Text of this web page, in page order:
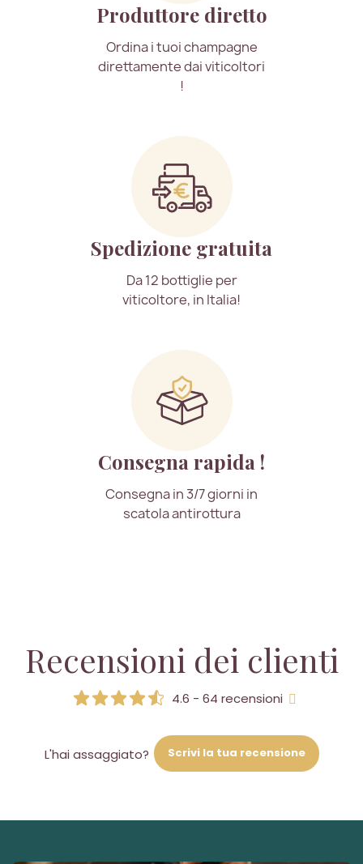
Produttore diretto
Ordina i tuoi champagne
direttamente dai viticoltori
!
Spedizione gratuita
Da 12 bottiglie per
viticoltore, in Italia!
Consegna rapida !
Consegna in 3/7 giorni in
scatola antirottura
Recensioni dei clienti
4.6 - 64 recensioni
L'hai assaggiato? Scrivi la tua recensione